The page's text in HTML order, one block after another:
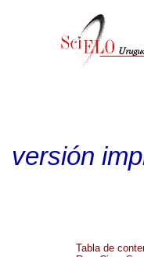
versión
Tabla de